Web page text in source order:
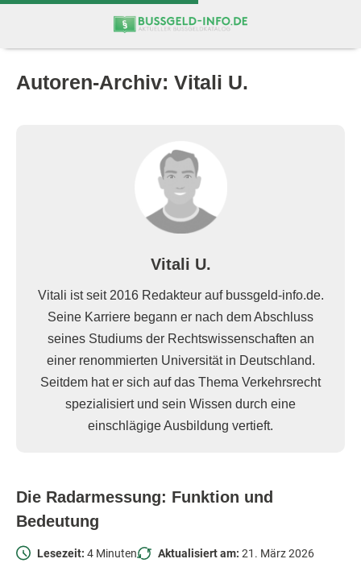
Zum
Zur
Autoren-Archiv: Vitali U.
Vitali U.
Vitali ist seit 2016 Redakteur auf bussgeld-info.de.
Seine Karriere begann er nach dem Abschluss
seines Studiums der Rechtswissenschaften an
einer renommierten Universität in Deutschland.
Seitdem hat er sich auf das Thema Verkehrsrecht
spezialisiert und sein Wissen durch eine
einschlägige Ausbildung vertieft.
Die Radarmessung: Funktion und
Bedeutung
Lesezeit: 4 Minuten Aktualisiert am: 21. März 2026